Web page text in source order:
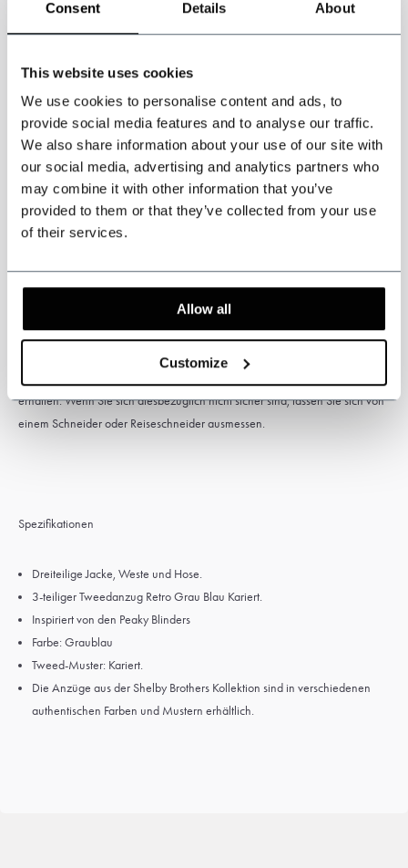
Consent Details About
This website uses cookies
We use cookies to personalise content and ads, to
provide social media features and to analyse our traffic.
We also share information about your use of our site with
our social media, advertising and analytics partners who
may combine it with other information that you’ve
provided to them or that they’ve collected from your use
of their services.
Allow all
Customize
Vor der Bestellung laden Sie bitte unseren Maßleitfaden herunter,
um Ihre Körpermaße korrekt zu nehmen. Bitte geben Sie alle Maße
*Klicken Sie auf das PDF-Logo, um unseren Messleitfaden
Bitte beachten Sie: Dieses Produkt ist handgefertigt. Die
* Sonderanfertigungen können nicht umgetauscht oder zurückgegeben
erhalten. Wenn Sie sich diesbezüglich nicht sicher sind, lassen Sie sich von
einem Schneider oder Reiseschneider ausmessen.
Spezifikationen
Dreiteilige Jacke, Weste und Hose.
3-teiliger Tweedanzug Retro Grau Blau Kariert.
Inspiriert von den Peaky Blinders
Farbe: Graublau
Tweed-Muster: Kariert.
Die Anzüge aus der Shelby Brothers Kollektion sind in verschiedenen
authentischen Farben und Mustern erhältlich.